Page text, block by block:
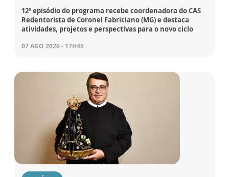
12º episódio do programa recebe coordenadora do CAS
Redentorista de Coronel Fabriciano (MG) e destaca
atividades, projetos e perspectivas para o novo ciclo
07 AGO 2026 - 17H45